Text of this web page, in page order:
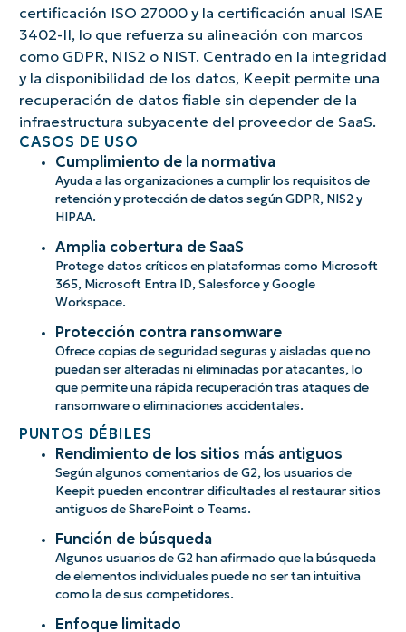
certificación ISO 27000 y la certificación anual ISAE
3402-II, lo que refuerza su alineación con marcos
como GDPR, NIS2 o NIST. Centrado en la integridad
y la disponibilidad de los datos, Keepit permite una
recuperación de datos fiable sin depender de la
infraestructura subyacente del proveedor de SaaS.
CASOS DE USO
Cumplimiento de la normativa
Ayuda a las organizaciones a cumplir los requisitos de
retención y protección de datos según GDPR, NIS2 y
HIPAA.
Amplia cobertura de SaaS
Protege datos críticos en plataformas como Microsoft
365, Microsoft Entra ID, Salesforce y Google
Workspace.
Protección contra ransomware
Ofrece copias de seguridad seguras y aisladas que no
puedan ser alteradas ni eliminadas por atacantes, lo
que permite una rápida recuperación tras ataques de
ransomware o eliminaciones accidentales.
PUNTOS DÉBILES
Rendimiento de los sitios más antiguos
Según algunos comentarios de G2, los usuarios de
Keepit pueden encontrar dificultades al restaurar sitios
antiguos de SharePoint o Teams.
Función de búsqueda
Algunos usuarios de G2 han afirmado que la búsqueda
de elementos individuales puede no ser tan intuitiva
como la de sus competidores.
Enfoque limitado